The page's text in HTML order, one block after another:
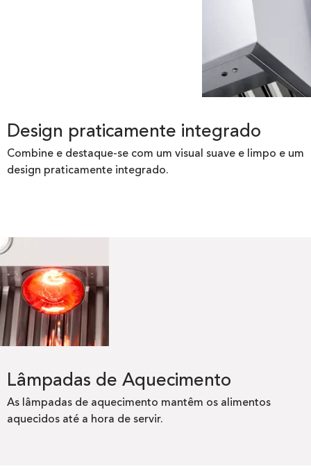
Design praticamente integrado
Combine e destaque-se com um visual suave e limpo e um
design praticamente integrado.
Lâmpadas de Aquecimento
As lâmpadas de aquecimento mantêm os alimentos
aquecidos até a hora de servir.